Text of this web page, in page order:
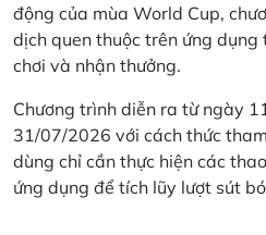
động của mùa World Cup,
dịch quen thuộc trên ứng
chơi và nhận thưởng.
Chương trình diễn ra từ ngày
31/07/2026 với cách thức
dùng chỉ cần thực hiện các
ứng dụng để tích lũy lượt sút